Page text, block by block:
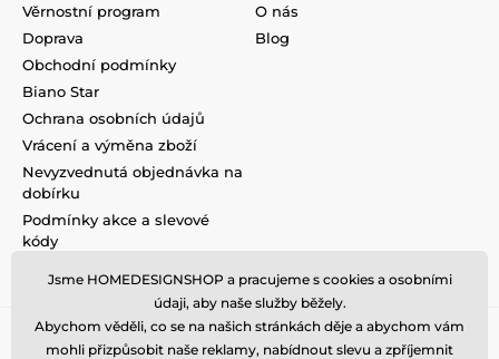
Věrnostní program
Doprava
Obchodní podmínky
Biano Star
Ochrana osobních údajů
Vrácení a výměna zboží
Nevyzvednutá objednávka na
dobírku
Podmínky akce a slevové
kódy
O nás
Blog
Jsme HOMEDESIGNSHOP a pracujeme s cookies a osobními
údaji, aby naše služby běžely.
Abychom věděli, co se na našich stránkách děje a abychom vám
mohli přizpůsobit naše reklamy, nabídnout slevu a zpříjemnit